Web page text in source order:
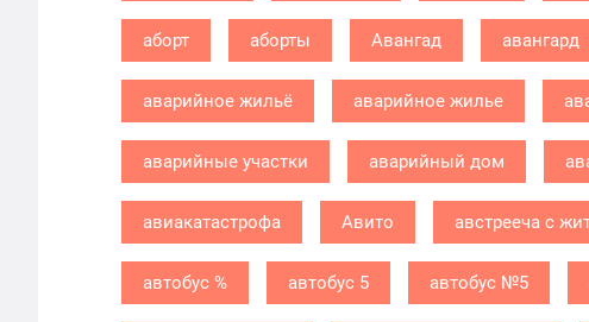
аборт аборты Авангад авангард
аварийное жильё аварийное жилье
аварийные участки аварийный дом
авиакатастрофа Авито австрееча с
автобус % автобус 5 автобус №5